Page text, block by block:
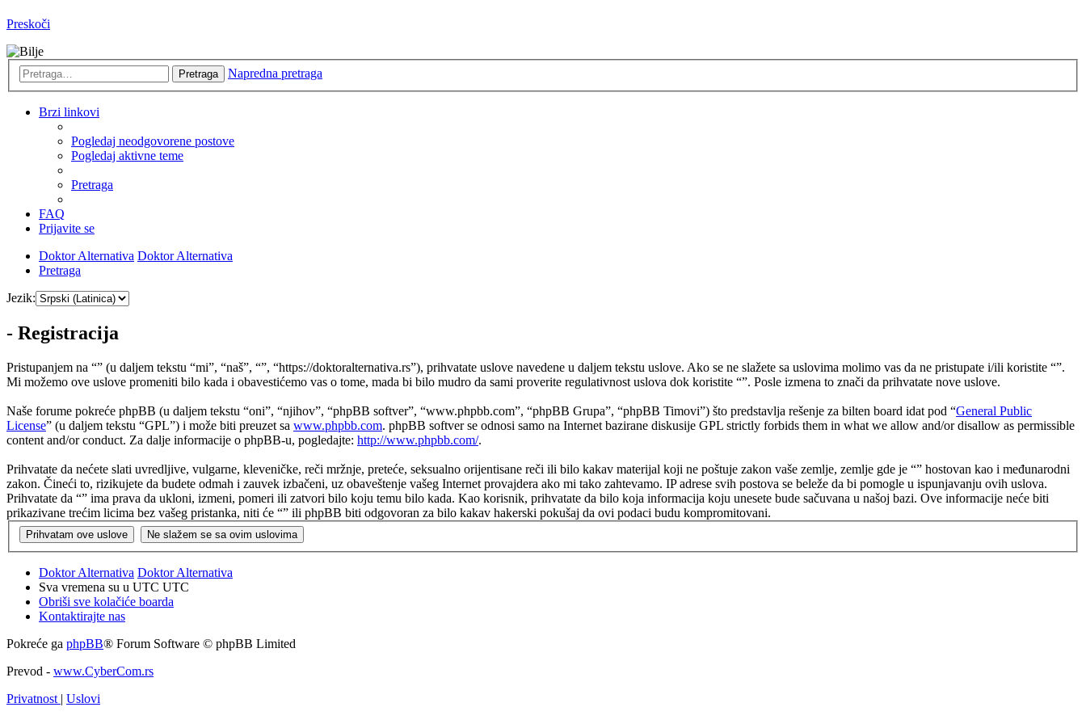
Preskoči
Pretraga Napredna pretraga
Brzi linkovi
Pogledaj neodgovorene postove
Pogledaj aktivne teme
Pretraga
FAQ
Prijavite se
Doktor Alternativa Doktor Alternativa
Pretraga
Jezik:
- Registracija
Pristupanjem na “” (u daljem tekstu “mi”, “naš”, “”, “https://doktoralternativa.rs”), prihvatate uslove navedene u daljem tekstu uslove. Ako se ne slažete sa uslovima molimo vas da ne pristupate i/ili koristite “”.
Mi možemo ove uslove promeniti bilo kada i obavestićemo vas o tome, mada bi bilo mudro da sami proverite regulativnost uslova dok koristite “”. Posle izmena to znači da prihvatate nove uslove.
Naše forume pokreće phpBB (u daljem tekstu “oni”, “njihov”, “phpBB softver”, “www.phpbb.com”, “phpBB Grupa”, “phpBB Timovi”) što predstavlja rešenje za bilten board idat pod “General Public
License” (u daljem tekstu “GPL”) i može biti preuzet sa www.phpbb.com. phpBB softver se odnosi samo na Internet bazirane diskusije GPL strictly forbids them in what we allow and/or disallow as permissible
content and/or conduct. Za dalje informacije o phpBB-u, pogledajte: http://www.phpbb.com/.
Prihvatate da nećete slati uvredljive, vulgarne, kleveničke, reči mržnje, preteće, seksualno orijentisane reči ili bilo kakav materijal koji ne poštuje zakon vaše zemlje, zemlje gde je “” hostovan kao i međunarodni
zakon. Čineći to, rizikujete da budete odmah i zauvek izbačeni, uz obaveštenje vašeg Internet provajdera ako mi tako zahtevamo. IP adrese svih postova se beleže da bi pomogle u ispunjavanju ovih uslova.
Prihvatate da “” ima prava da ukloni, izmeni, pomeri ili zatvori bilo koju temu bilo kada. Kao korisnik, prihvatate da bilo koja informacija koju unesete bude sačuvana u našoj bazi. Ove informacije neće biti
prikazivane trećim licima bez vašeg pristanka, niti će “” ili phpBB biti odgovoran za bilo kakav hakerski pokušaj da ovi podaci budu kompromitovani.
Doktor Alternativa Doktor Alternativa
Sva vremena su u UTC UTC
Obriši sve kolačiće boarda
Kontaktirajte nas
Pokreće ga phpBB® Forum Software © phpBB Limited
Prevod - www.CyberCom.rs
Privatnost | Uslovi